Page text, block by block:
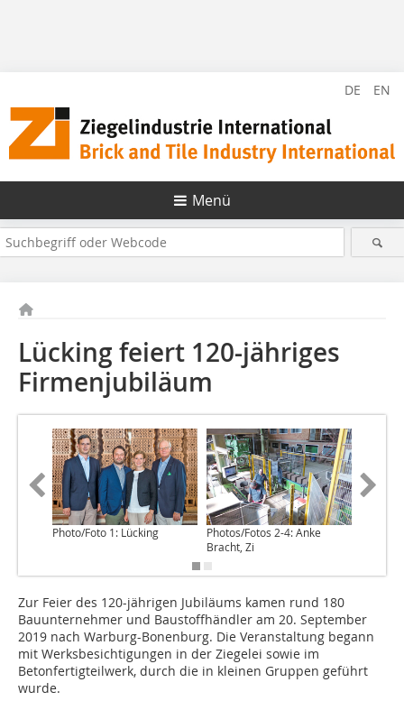
DE EN
Menü
Lücking feiert 120-jähriges
Firmenjubiläum
Photo/Foto 1: Lücking
Photos/Fotos 2-4: Anke
Bracht, Zi
Zur Feier des 120-jährigen Jubiläums kamen rund 180
Bauunternehmer und Baustoffhändler am 20. September
2019 nach Warburg-Bonenburg. Die Veranstaltung begann
mit Werksbesichtigungen in der Ziegelei sowie im
Betonfertigteilwerk, durch die in kleinen Gruppen geführt
wurde.